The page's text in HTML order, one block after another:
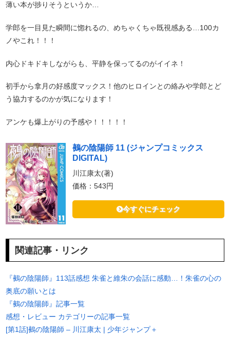
薄い本が捗りそうというか…
学郎を一目見た瞬間に惚れるの、めちゃくちゃ既視感ある…100カ
ノやこれ！！！
内心ドキドキしながらも、平静を保ってるのがイイネ！
初手から拿月の好感度マックス！他のヒロインとの絡みや学郎とど
う協力するのかが気になります！
アンケも爆上がりの予感や！！！！！
鵺の陰陽師 11 (ジャンプコミックス
DIGITAL)
川江康太(著)
価格：543円
今すぐにチェック
関連記事・リンク
『鵺の陰陽師』113話感想 朱雀と維朱の会話に感動…！朱雀の心の
奥底の願いとは
『鵺の陰陽師』記事一覧
感想・レビュー カテゴリーの記事一覧
[第1話]鵺の陰陽師 – 川江康太 | 少年ジャンプ＋